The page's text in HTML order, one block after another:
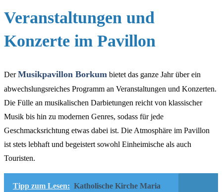
Veranstaltungen und
Konzerte im Pavillon
DerMusikpavillon Borkum bietet das ganze Jahr über ein
abwechslungsreiches Programm an Veranstaltungen und Konzerten.
Die Fülle an musikalischen Darbietungen reicht von klassischer
Musik bis hin zu modernen Genres, sodass für jede
Geschmacksrichtung etwas dabei ist. Die Atmosphäre im Pavillon
ist stets lebhaft und begeistert sowohl Einheimische als auch
Touristen.
Tipp zum Lesen: Katholische Kirche Maria